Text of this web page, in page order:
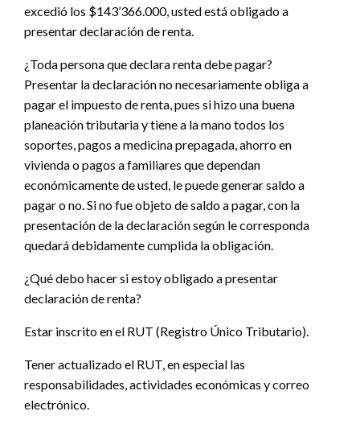
excedió los $143’366.000, usted está obligado a
presentar declaración de renta.
¿Toda persona que declara renta debe pagar?
Presentar la declaración no necesariamente obliga a
pagar el impuesto de renta, pues si hizo una buena
planeación tributaria y tiene a la mano todos los
soportes, pagos a medicina prepagada, ahorro en
vivienda o pagos a familiares que dependan
económicamente de usted, le puede generar saldo a
pagar o no. Si no fue objeto de saldo a pagar, con la
presentación de la declaración según le corresponda
quedará debidamente cumplida la obligación.
¿Qué debo hacer si estoy obligado a presentar
declaración de renta?
Estar inscrito en el RUT (Registro Único Tributario).
Tener actualizado el RUT, en especial las
responsabilidades, actividades económicas y correo
electrónico.